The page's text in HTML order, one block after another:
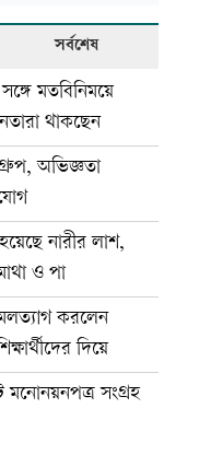
সর্বশেষ
সঙ্গে মতবিনিময়ে
থাকছেন
অভিজ্ঞতা
নারীর লাশ,
ও পা
মলত্যাগ করলেন
দিয়ে
মনোনয়নপত্র সংগ্রহ